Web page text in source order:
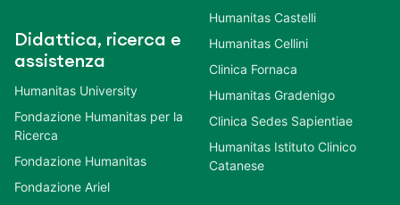
Didattica, ricerca e
assistenza
Humanitas University
Fondazione Humanitas per la
Ricerca
Fondazione Humanitas
Fondazione Ariel
Humanitas Castelli
Humanitas Cellini
Clinica Fornaca
Humanitas Gradenigo
Clinica Sedes Sapientiae
Humanitas Istituto Clinico
Catanese